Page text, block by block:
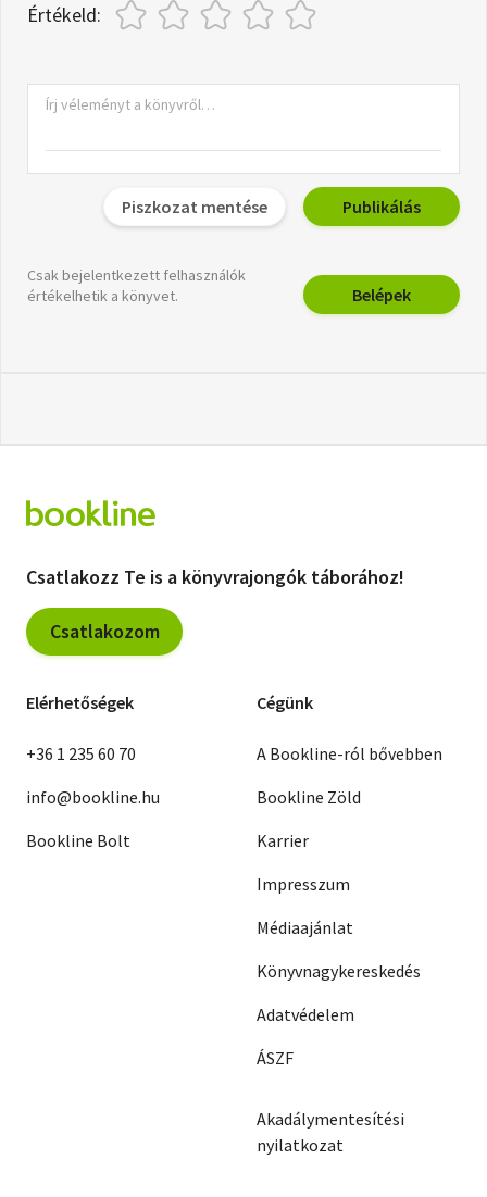
Értékeld:
Piszkozat mentése Publikálás
Csak bejelentkezett felhasználók
értékelhetik a könyvet.
Belépek
Csatlakozz Te is a könyvrajongók táborához!
Csatlakozom
Elérhetőségek
+36 1 235 60 70
info@bookline.hu
Bookline Bolt
Cégünk
A Bookline-ról bővebben
Bookline Zöld
Karrier
Impresszum
Médiaajánlat
Könyvnagykereskedés
Adatvédelem
ÁSZF
Akadálymentesítési
nyilatkozat